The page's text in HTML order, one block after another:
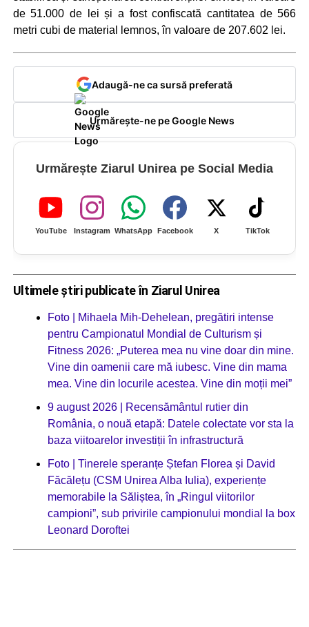
de 51.000 de lei și a fost confiscată cantitatea de 566
metri cubi de material lemnos, în valoare de 207.602 lei.
Adaugă-ne ca sursă preferată
Urmărește-ne pe Google News
Urmărește Ziarul Unirea pe Social Media
YouTube Instagram WhatsApp Facebook X TikTok
Ultimele știri publicate în Ziarul Unirea
Foto | Mihaela Mih-Dehelean, pregătiri intense
pentru Campionatul Mondial de Culturism și
Fitness 2026: „Puterea mea nu vine doar din mine.
Vine din oamenii care mă iubesc. Vine din mama
mea. Vine din locurile acestea. Vine din moții mei”
9 august 2026 | Recensământul rutier din
România, o nouă etapă: Datele colectate vor sta la
baza viitoarelor investiții în infrastructură
Foto | Tinerele speranțe Ștefan Florea și David
Făcălețu (CSM Unirea Alba Iulia), experiențe
memorabile la Săliștea, în „Ringul viitorilor
campioni”, sub privirile campionului mondial la box
Leonard Doroftei